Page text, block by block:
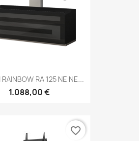
RAINBOW RA 125 NE NE...
1.088,00 €
favorite_border